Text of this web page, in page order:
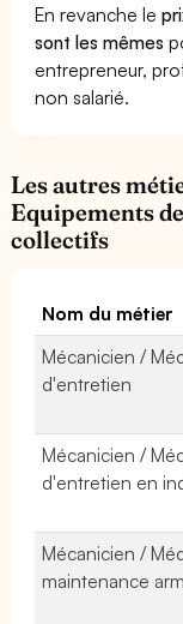
En revanche le
sont les mêmes
entrepreneur,
non salarié.
Les autres
Equipements
collectifs
Nom du métier
Mécanicien /
d'entretien
Mécanicien /
d'entretien en
Mécanicien /
maintenance